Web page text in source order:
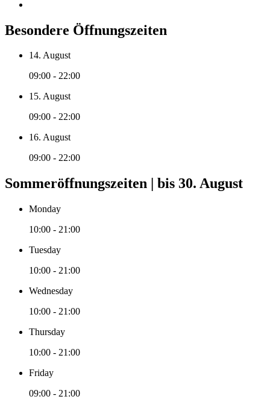
Besondere Öffnungszeiten
14. August
09:00 - 22:00
15. August
09:00 - 22:00
16. August
09:00 - 22:00
Sommeröffnungszeiten | bis 30. August
Monday
10:00 - 21:00
Tuesday
10:00 - 21:00
Wednesday
10:00 - 21:00
Thursday
10:00 - 21:00
Friday
09:00 - 21:00